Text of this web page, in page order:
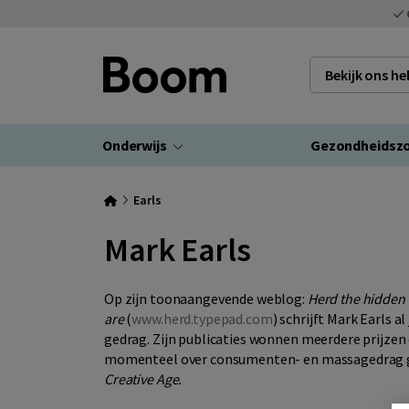
Bekijk ons
Onderwijs
Earls
Mark Earls
Op zijn toonaangevende weblog: Herd the
are(www.herd.typepad.com) schrijft Mark Earls
gedrag. Zijn publicaties wonnen meerdere
momenteel over consumenten- en
Creative Age.